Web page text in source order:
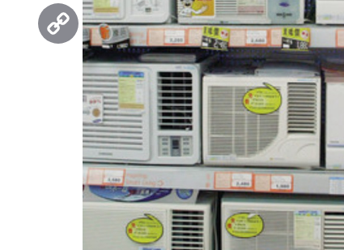
Threads
Copy
Link